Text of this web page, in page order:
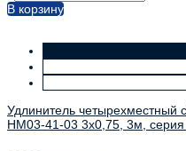
В корзину
Удлинитель четырехместный
HM03-41-03 3x0,75, 3м,